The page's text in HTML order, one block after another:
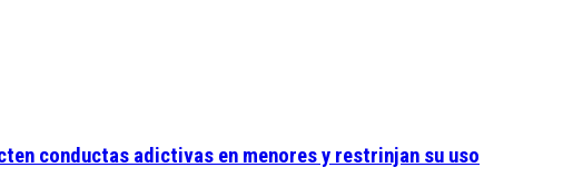
conductas adictivas en menores y restrinjan su uso